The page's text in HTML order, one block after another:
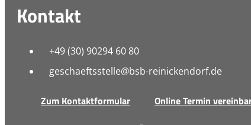
Kontakt
+49 (30) 90294 60 80
geschaeftsstelle@bsb-reinickendorf.de
Zum Kontaktformular Online Termin